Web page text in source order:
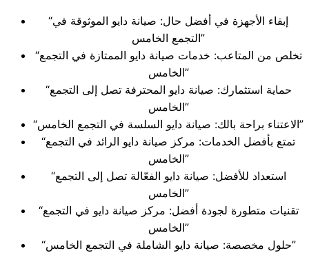
“إبقاء الأجهزة في أفضل حال: صيانة دايو الموثوقة في
التجمع الخامس”
“تخلص من المتاعب: خدمات صيانة دايو الممتازة في التجمع
الخامس”
“حماية استثمارك: صيانة دايو المحترفة تصل إلى التجمع
الخامس”
“الاعتناء براحة بالك: صيانة دايو السلسة في التجمع الخامس”
“تمتع بأفضل الخدمات: مركز صيانة دايو الرائد في التجمع
الخامس”
“استعداد للأفضل: صيانة دايو الفعّالة تصل إلى التجمع
الخامس”
“تقنيات متطورة لجودة أفضل: مركز صيانة دايو في التجمع
الخامس”
“حلول مخصصة: صيانة دايو الشاملة في التجمع الخامس”